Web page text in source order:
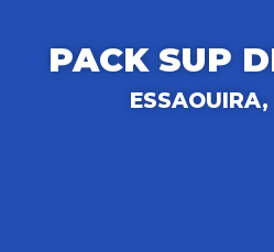
PACK SUP
ESSAOUIRA,